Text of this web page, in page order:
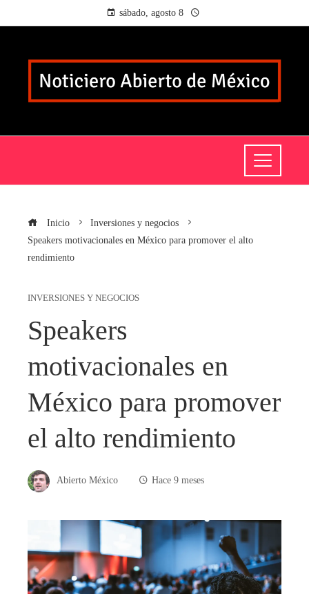
sábado, agosto 8
Inicio
Inversiones y negocios
Speakers motivacionales en México para promover el alto
rendimiento
INVERSIONES Y NEGOCIOS
Speakers
motivacionales en
México para promover
el alto rendimiento
Abierto México Hace 9 meses